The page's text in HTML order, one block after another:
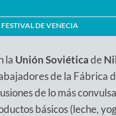
FESTIVAL DE VENECIA
la Unión Soviéticade
de la Fábrica
de lo más
básicos (leche,